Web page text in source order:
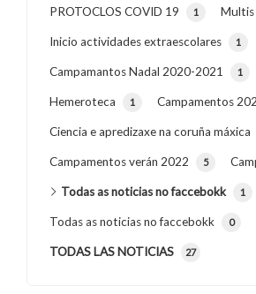
TODAS LAS NOTICIAS 27
PROTOCLOS COVID 19 1
Inicio actividades extraescolares 1
Campamantos Nadal 2020-2021 1
Hemeroteca 1 Campamentos
Ciencia e apredizaxe na coruña máxica
Campamentos verán 2022 5
Todas as noticias no faccebokk 1
Todas as noticias no faccebokk 0